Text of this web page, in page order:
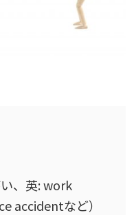
、英: work
accidentなど）